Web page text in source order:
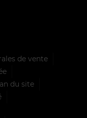
de vente
du site